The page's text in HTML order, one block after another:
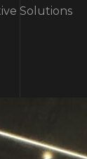
Solutions